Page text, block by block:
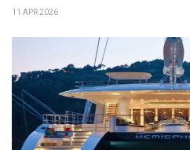
11 APR 2026